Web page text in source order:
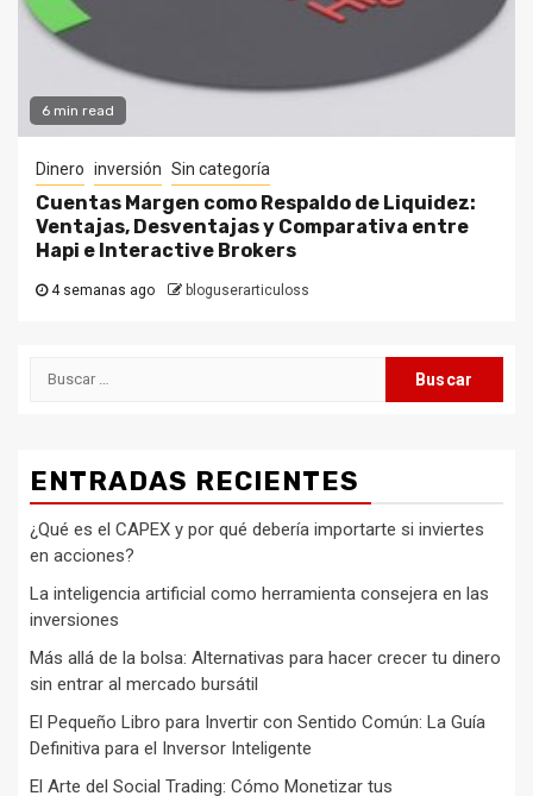
6 min read
Dinero inversión Sin categoría
Cuentas Margen como Respaldo de Liquidez:
Ventajas, Desventajas y Comparativa entre
Hapi e Interactive Brokers
4 semanas ago bloguserarticuloss
Buscar:
ENTRADAS RECIENTES
¿Qué es el CAPEX y por qué debería importarte si inviertes
en acciones?
La inteligencia artificial como herramienta consejera en las
inversiones
Más allá de la bolsa: Alternativas para hacer crecer tu dinero
sin entrar al mercado bursátil
El Pequeño Libro para Invertir con Sentido Común: La Guía
Definitiva para el Inversor Inteligente
El Arte del Social Trading: Cómo Monetizar tus